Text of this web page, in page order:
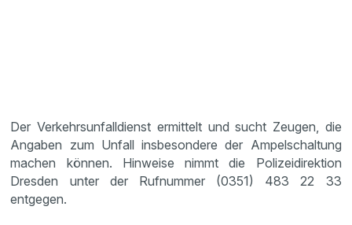
Der Verkehrsunfalldienst ermittelt und sucht Zeugen, die
Angaben zum Unfall insbesondere der Ampelschaltung
machen können. Hinweise nimmt die Polizeidirektion
Dresden unter der Rufnummer (0351) 483 22 33
entgegen.